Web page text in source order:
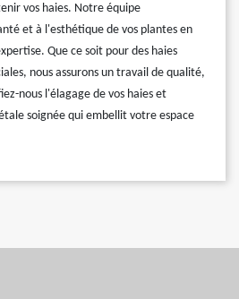
vos haies. Notre équipe
et à l'esthétique de vos plantes en
Que ce soit pour des haies
nous assurons un travail de qualité,
nous l'élagage de vos haies et
soignée qui embellit votre espace